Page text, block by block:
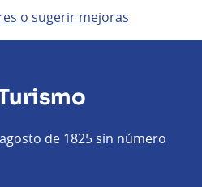
o sugerir mejoras
de 1825 sin número